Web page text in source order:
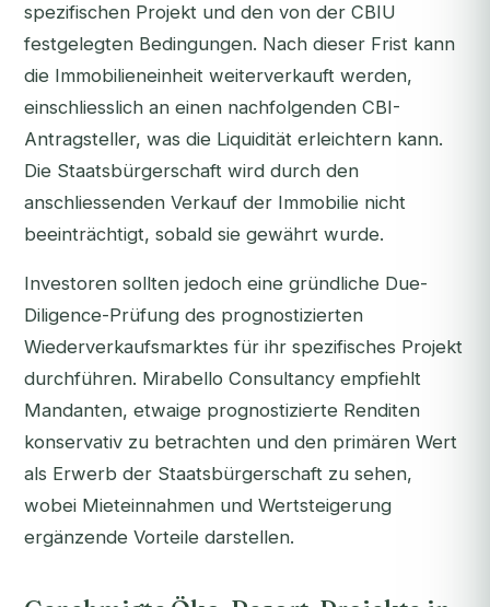
spezifischen Projekt und den von der CBIU
festgelegten Bedingungen. Nach dieser Frist kann
die Immobilieneinheit weiterverkauft werden,
einschliesslich an einen nachfolgenden CBI-
Antragsteller, was die Liquidität erleichtern kann.
Die Staatsbürgerschaft wird durch den
anschliessenden Verkauf der Immobilie nicht
beeinträchtigt, sobald sie gewährt wurde.
Investoren sollten jedoch eine gründliche Due-
Diligence-Prüfung des prognostizierten
Wiederverkaufsmarktes für ihr spezifisches Projekt
durchführen. Mirabello Consultancy empfiehlt
Mandanten, etwaige prognostizierte Renditen
konservativ zu betrachten und den primären Wert
als Erwerb der Staatsbürgerschaft zu sehen,
wobei Mieteinnahmen und Wertsteigerung
ergänzende Vorteile darstellen.